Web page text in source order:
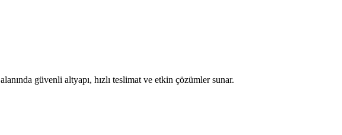
alanında güvenli altyapı, hızlı teslimat ve etkin çözümler sunar.